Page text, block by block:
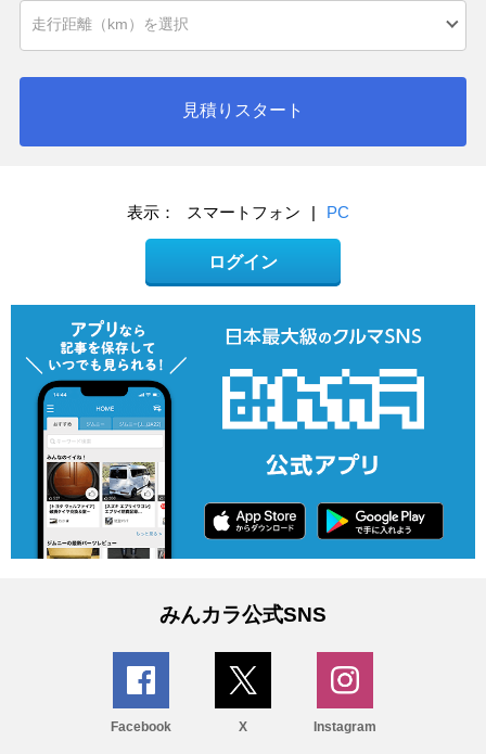
見積りスタート
表示： スマートフォン | PC
ログイン
みんカラ公式SNS
Facebook X Instagram